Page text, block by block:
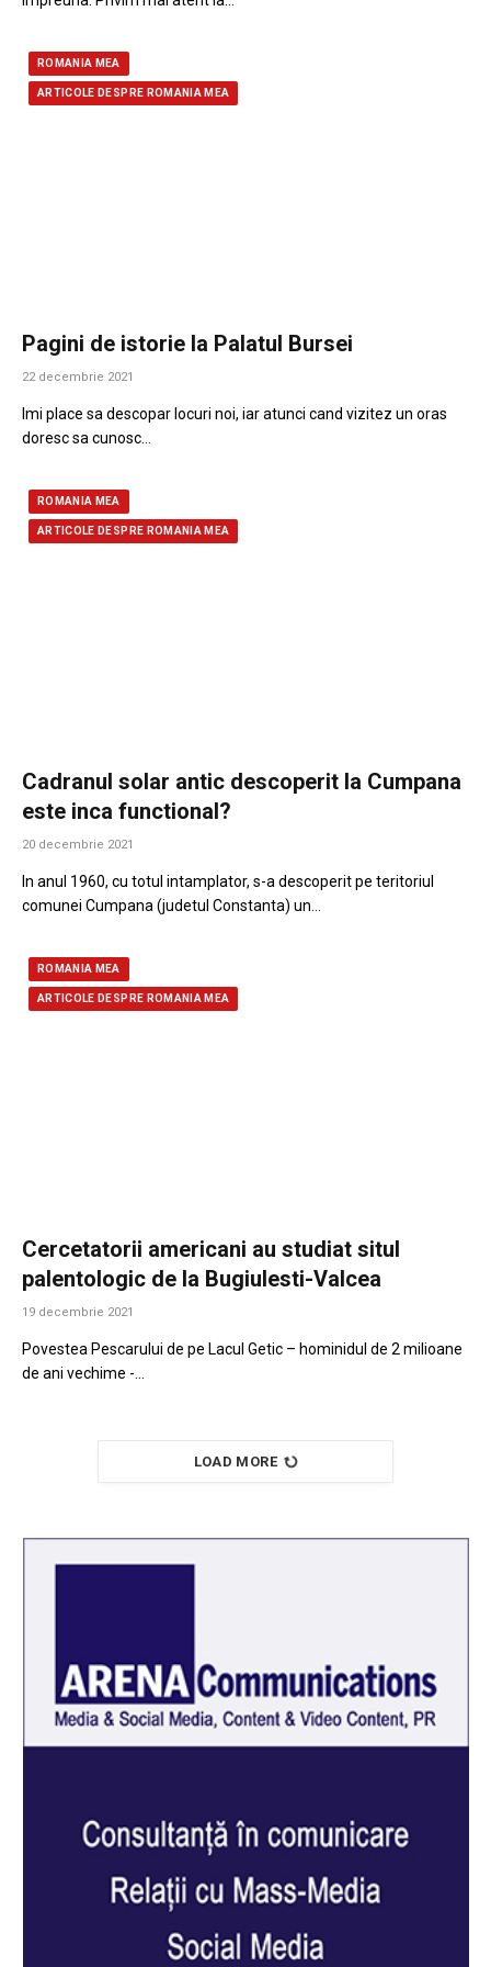
ROMANIA MEA
ARTICOLE DESPRE ROMANIA MEA
Pagini de istorie la Palatul Bursei
22 decembrie 2021
Imi place sa descopar locuri noi, iar atunci cand vizitez un oras
doresc sa cunosc…
ROMANIA MEA
ARTICOLE DESPRE ROMANIA MEA
Cadranul solar antic descoperit la Cumpana
este inca functional?
20 decembrie 2021
In anul 1960, cu totul intamplator, s-a descoperit pe teritoriul
comunei Cumpana (judetul Constanta) un…
ROMANIA MEA
ARTICOLE DESPRE ROMANIA MEA
Cercetatorii americani au studiat situl
palentologic de la Bugiulesti-Valcea
19 decembrie 2021
Povestea Pescarului de pe Lacul Getic – hominidul de 2 milioane
de ani vechime -…
LOAD MORE